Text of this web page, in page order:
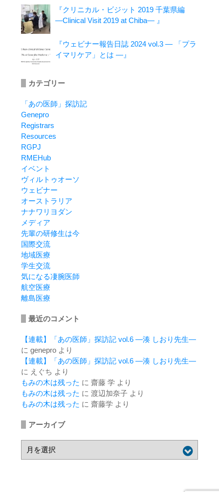
『クリニカル・ビジット 2019 千葉県編
―Clinical Visit 2019 at Chiba― 』
『ウェビナー報告日誌 2024 vol.3 ― 「プラ
イマリケア」とは ―』
カテゴリー
「あの医師」探訪記
Genepro
Registrars
Resources
RGPJ
RMEHub
イベント
ヴィルトゥオーソ
ウェビナー
オーストラリア
ナナワリヨダン
メディア
先輩の研修生は今
国際交流
地域医療
学生交流
気になる凄腕医師
航空医療
離島医療
最近のコメント
【連載】「あの医師」探訪記 vol.6 ―湊 しおり先生―
に geneproより
【連載】「あの医師」探訪記 vol.6 ―湊 しおり先生―
に えぐち より
もみの木は残った に 齋藤 学 より
もみの木は残った に 渡辺加奈子より
もみの木は残った に 齋藤学 より
アーカイブ